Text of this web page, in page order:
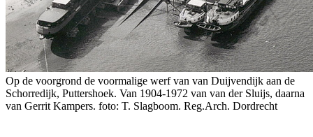
Op de voorgrond de voormalige werf van van Duijvendijk aan de
Schorredijk, Puttershoek. Van 1904-1972 van van der Sluijs, daarna
van Gerrit Kampers. foto: T. Slagboom. Reg.Arch. Dordrecht